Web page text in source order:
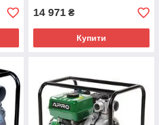
14 971 ₴
Купити